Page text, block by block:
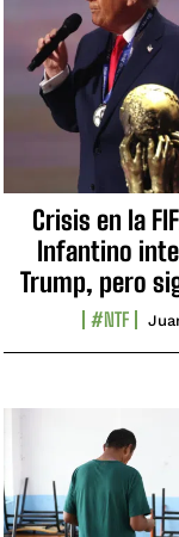
Crisis en la
Infantino
Trump, pero
#NTF